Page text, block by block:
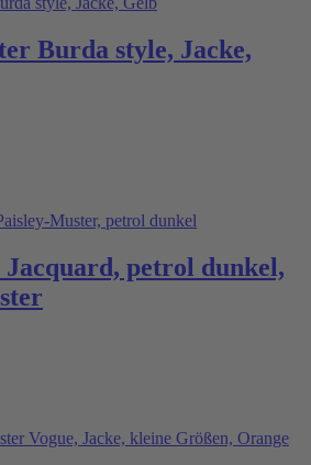
Burda style, Jacke,
petrol dunkel,